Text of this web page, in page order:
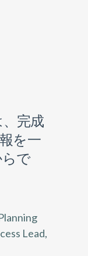
完成
を一
で
Lead,